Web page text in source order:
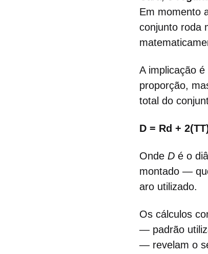
Em momento
conjunto roda
A implicação
proporção,
total do
D = Rd +
Onde D é o
montado —
aro utilizado.
Os cálculos
— padrão
— revelam o